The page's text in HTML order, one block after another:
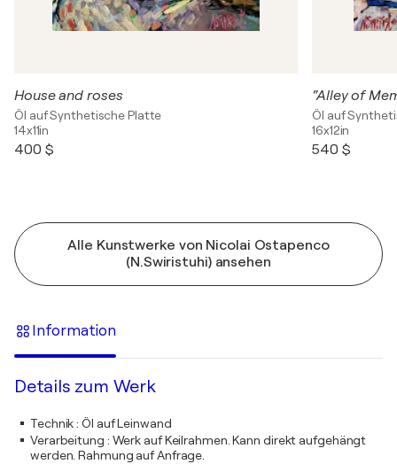
House and roses
Öl auf Synthetische Platte
14x11in
400 $
“Alley of
Öl auf
16x12in
540 $
Alle Kunstwerke von Nicolai Ostapenco
(N.Swiristuhi) ansehen
Information
Details zum Werk
Technik:Öl auf Leinwand
Verarbeitung : Werk auf Keilrahmen. Kann direkt aufgehängt
werden. Rahmung auf Anfrage.